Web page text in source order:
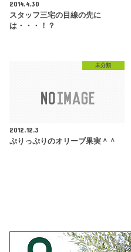
2014.4.30
スタッフ三宅の目線の先に
は・・・！？
未分類
2012.12.3
ぷりっぷりのオリーブ果実＾＾